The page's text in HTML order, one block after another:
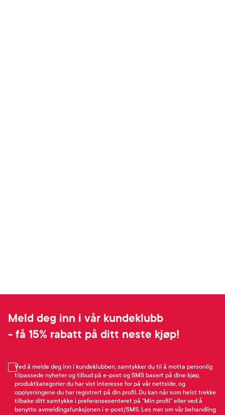
Meld deg inn i vår kundeklubb
- få 15% rabatt på ditt neste kjøp!
Ved å melde deg inn i kundeklubben, samtykker du til å motta personlig
tilpassede nyheter og tilbud på e-post og SMS basert på dine kjøp,
produktkategorier du har vist interesse for på vår nettside, og
opplysningene du har registrert på din profil. Du kan når som helst trekke
tilbake ditt samtykke i preferansesenteret på “Min profil” eller ved å
benytte avmeldingsfunksjonen i e-post/SMS. Les mer om vår behandling